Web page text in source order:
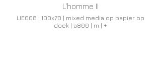
L'homme II
LIE008 | 100x70 | mixed media op papier op
doek | a800 | m | +